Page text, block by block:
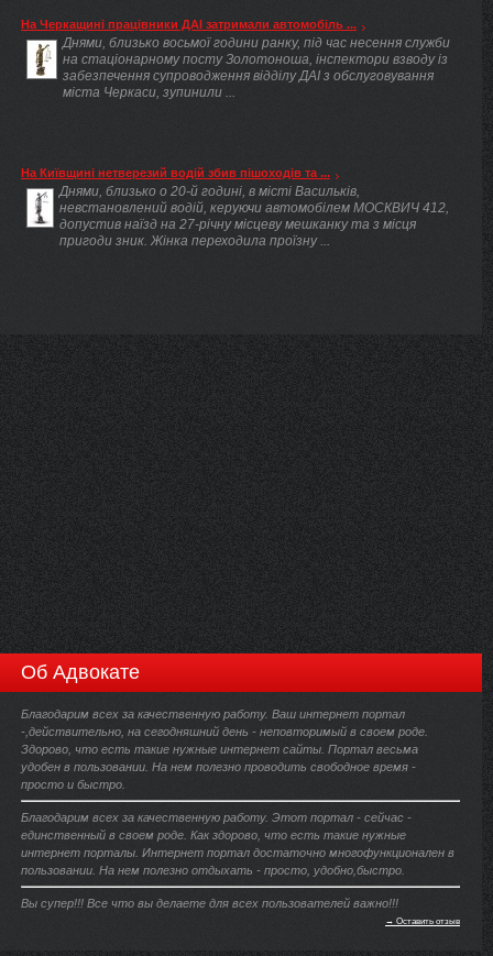
На Черкащині працівники ДАІ затримали автомобіль ...
Днями, близько восьмої години ранку, під час несення служби
на стаціонарному посту Золотоноша, інспектори взводу із
забезпечення супроводження відділу ДАІ з обслуговування
міста Черкаси, зупинили ...
На Київщині нетверезий водій збив пішоходів та ...
Днями, близько о 20-й годині, в місті Васильків,
невстановлений водій, керуючи автомобілем МОСКВИЧ 412,
допустив наїзд на 27-річну місцеву мешканку та з місця
пригоди зник. Жінка переходила проїзну ...
Об Адвокате
Благодарим всех за качественную работу. Ваш интернет портал
-,действительно, на сегодняшний день - неповторимый в своем роде.
Здорово, что есть такие нужные интернет сайты. Портал весьма
удобен в пользовании. На нем полезно проводить свободное время -
просто и быстро.
Благодарим всех за качественную работу. Этот портал - сейчас -
единственный в своем роде. Как здорово, что есть такие нужные
интернет порталы. Интернет портал достаточно многофункционален в
пользовании. На нем полезно отдыхать - просто, удобно,быстро.
Вы супер!!! Все что вы делаете для всех пользователей важно!!!
→ Оставить отзыв